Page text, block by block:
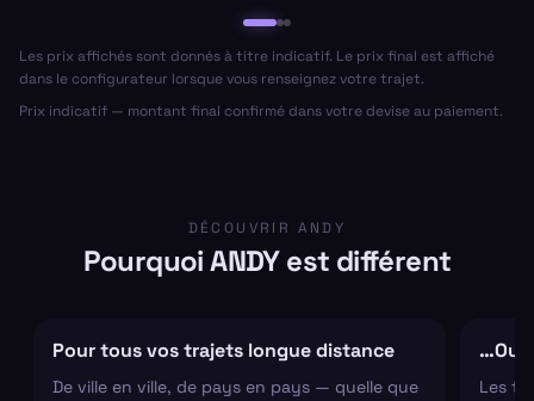
Les prix affichés sont donnés à titre indicatif. Le prix final est affiché
dans le configurateur lorsque vous renseignez votre trajet.
Prix indicatif — montant final confirmé dans votre devise au paiement.
DÉCOUVRIR ANDY
Pourquoi ANDY est différent
Pour tous vos trajets longue distance
De ville en ville, de pays en pays — quelle que
…Ou
Les